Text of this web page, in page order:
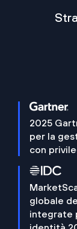
2025
per la
con
globale
integrate